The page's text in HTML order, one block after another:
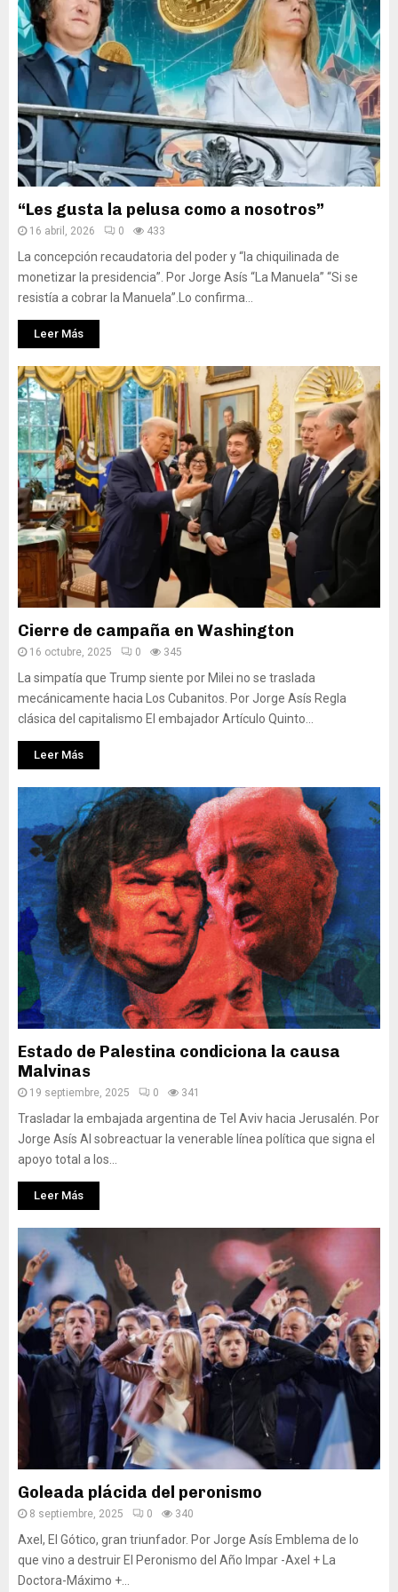
“Les gusta la pelusa como a nosotros”
16 abril, 2026 0 433
La concepción recaudatoria del poder y “la chiquilinada de
monetizar la presidencia”. Por Jorge Asís “La Manuela” “Si se
resistía a cobrar la Manuela”.Lo confirma...
Leer Más
Cierre de campaña en Washington
16 octubre, 2025 0 345
La simpatía que Trump siente por Milei no se traslada
mecánicamente hacia Los Cubanitos. Por Jorge Asís Regla
clásica del capitalismo El embajador Artículo Quinto...
Leer Más
Estado de Palestina condiciona la causa
Malvinas
19 septiembre, 2025 0 341
Trasladar la embajada argentina de Tel Aviv hacia Jerusalén. Por
Jorge Asís Al sobreactuar la venerable línea política que signa el
apoyo total a los...
Leer Más
Goleada plácida del peronismo
8 septiembre, 2025 0 340
Axel, El Gótico, gran triunfador. Por Jorge Asís Emblema de lo
que vino a destruir El Peronismo del Año Impar -Axel + La
Doctora-Máximo +...